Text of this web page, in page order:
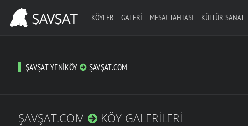
KÖYLER GALERI MESAJ-TAHTASI KÜLTÜR-SANAT
ŞAVŞAT-YENIKÖY ŞAVŞAT.COM
ŞAVŞAT.COM KÖY GALERILERI